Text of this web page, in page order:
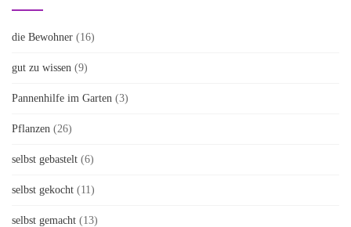
die Bewohner (16)
gut zu wissen (9)
Pannenhilfe im Garten (3)
Pflanzen (26)
selbst gebastelt (6)
selbst gekocht (11)
selbst gemacht (13)